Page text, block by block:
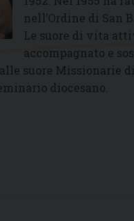
nell’Ordine di San
Le suore di vita
accompagnato e
suore Missionarie
diocesano.